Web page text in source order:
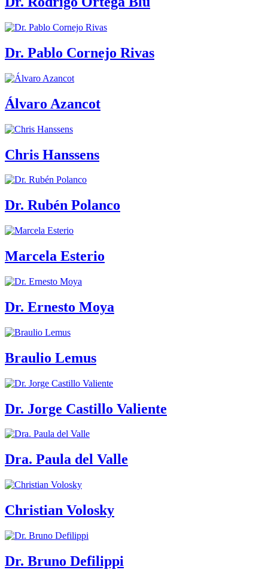
Dr. Pablo Cornejo Rivas
Álvaro Azancot
Chris Hanssens
Dr. Rubén Polanco
Marcela Esterio
Dr. Ernesto Moya
Braulio Lemus
Dr. Jorge Castillo Valiente
Dra. Paula del Valle
Christian Volosky
Dr. Bruno Defilippi